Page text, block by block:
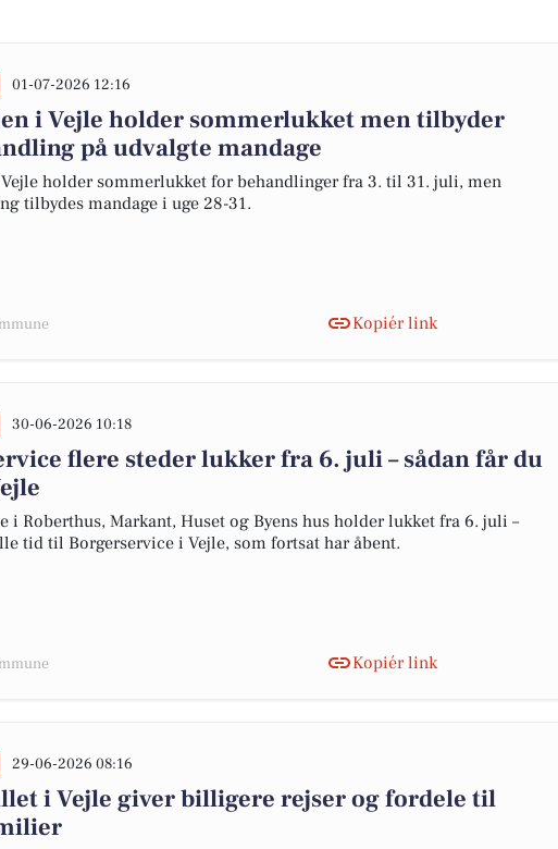
01-07-2026 12:16
i Vejle holder sommerlukket men tilbyder
på udvalgte mandage
holder sommerlukket for behandlinger fra 3. til 31. juli, men
tilbydes mandage i uge 28-31.
Kopiér link
30-06-2026 10:18
flere steder lukker fra 6. juli – sådan får du
i Roberthus, Markant, Huset og Byens hus holder lukket fra 6. juli –
tid til Borgerservice i Vejle, som fortsat har åbent.
Kopiér link
29-06-2026 08:16
i Vejle giver billigere rejser og fordele til